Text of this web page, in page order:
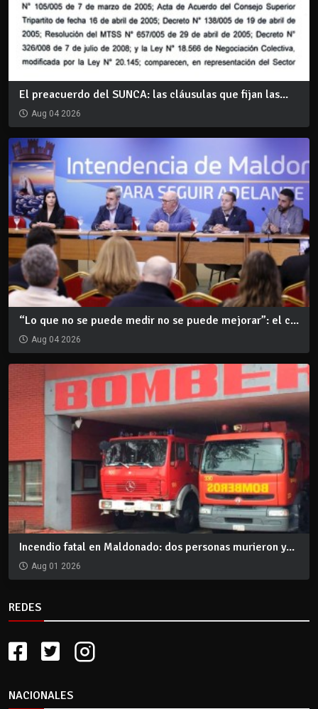
El preacuerdo del SUNCA: las cláusulas que fijan las...
Aug 04 2026
“Lo que no se puede medir no se puede mejorar”: el c...
Aug 04 2026
Incendio fatal en Maldonado: dos personas murieron y...
Aug 01 2026
REDES
NACIONALES